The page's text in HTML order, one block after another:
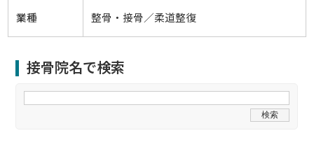
業種 整骨・接骨／柔道整復
接骨院名で検索